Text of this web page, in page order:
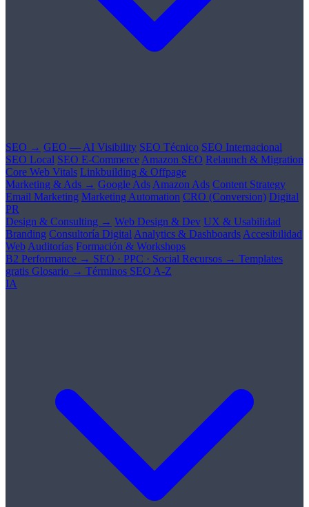
SEO → GEO — AI Visibility SEO Técnico SEO Internacional
SEO Local SEO E-Commerce Amazon SEO Relaunch & Migration
Core Web Vitals Linkbuilding & Offpage
Marketing & Ads → Google Ads Amazon Ads Content Strategy
Email Marketing Marketing Automation CRO (Conversion) Digital
PR
Design & Consulting → Web Design & Dev UX & Usabilidad
Branding Consultoría Digital Analytics & Dashboards Accesibilidad
Web Auditorías Formación & Workshops
B2 Performance → SEO · PPC · Social Recursos → Templates
gratis Glosario → Términos SEO A-Z
IA